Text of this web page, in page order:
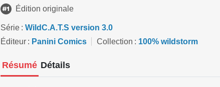
Édition originale
Série
WildC.A.T.S version 3.0
Éditeur
Panini Comics Collection 100% wildstorm
Résumé Détails